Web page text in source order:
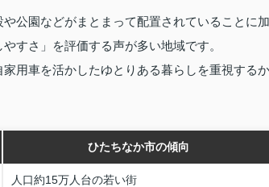
公園などがまとまって配置されていることに加
すさ」を評価する声が多い地域です。
用車を活かしたゆとりある暮らしを重視するか
ひたちなか市の傾向
人口約15万人台の若い街